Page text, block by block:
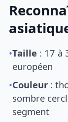
•Taille : 17 à
européen
•Couleur :
sombre
segment